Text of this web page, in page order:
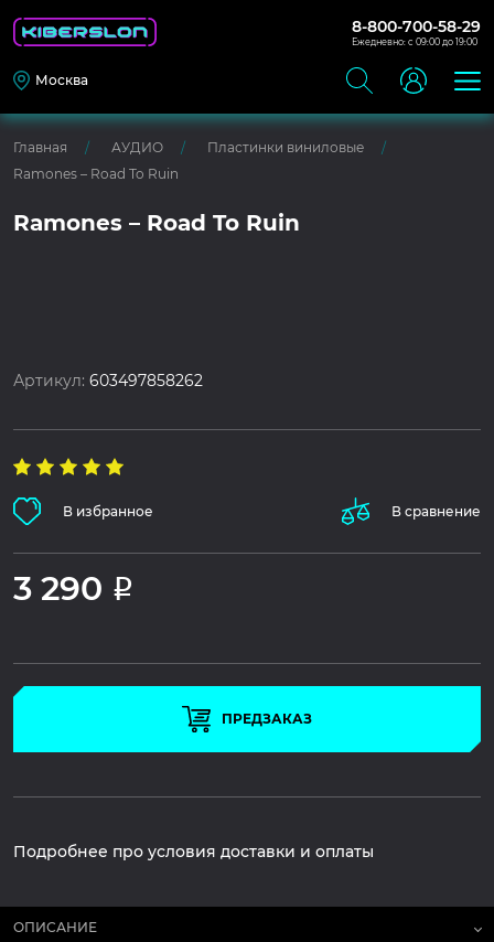
8-800-700-58-29
Ежедневно: с 09:00 до 19:00
Москва
Главная АУДИО
Пластинки виниловые
Ramones – Road To Ruin
Ramones – Road To Ruin
Артикул:603497858262
В избранное В сравнение
3 290 Р
ПРЕДЗАКАЗ
Подробнее про условия доставки и оплаты
ОПИСАНИЕ